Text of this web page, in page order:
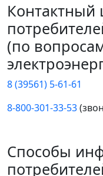
Контактный
(по
8 (39561) 5-61-61
8-800-301-33-53
Способы